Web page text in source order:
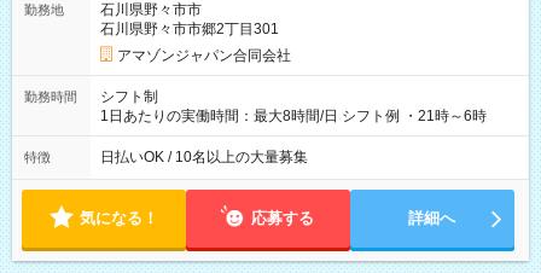
☆Amazon直雇用で安定して働けます！ 【試用期間】試用期間
あり 試用期間の長さ：1週間 雇用形態、給与は本採用時と同じ
です。
勤務地
石川県野々市市
石川県野々市市郷2丁目301
アマゾンジャパン合同会社
勤務時間
シフト制
1日あたりの実働時間：最大8時間/日 シフト例 ・21時～6時
特徴 日払いOK / 10名以上の大量募集
気になる！ 応募する 詳細へ